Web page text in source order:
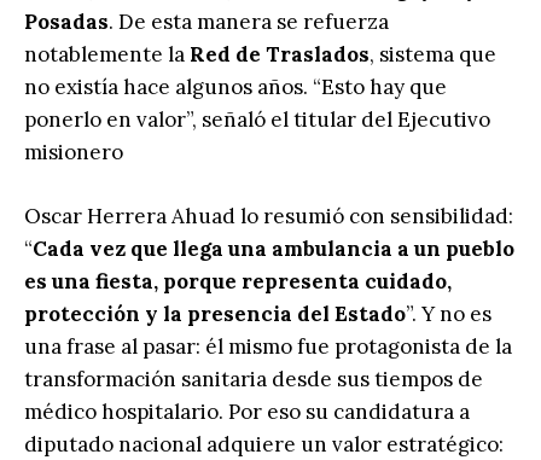
Posadas. De esta manera se refuerza
notablemente la Red de Traslados, sistema que
no existía hace algunos años. “Esto hay que
ponerlo en valor”, señaló el titular del Ejecutivo
misionero
Oscar Herrera Ahuad lo resumió con sensibilidad:
“Cada vez que llega una ambulancia a un pueblo
es una fiesta, porque representa cuidado,
protección y la presencia del Estado”. Y no es
una frase al pasar: él mismo fue protagonista de la
transformación sanitaria desde sus tiempos de
médico hospitalario. Por eso su candidatura a
diputado nacional adquiere un valor estratégico: